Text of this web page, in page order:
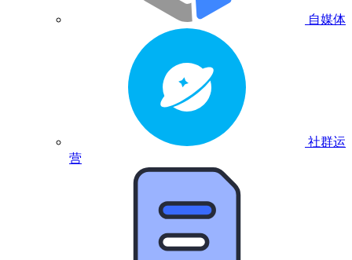
自媒体
社群运
营